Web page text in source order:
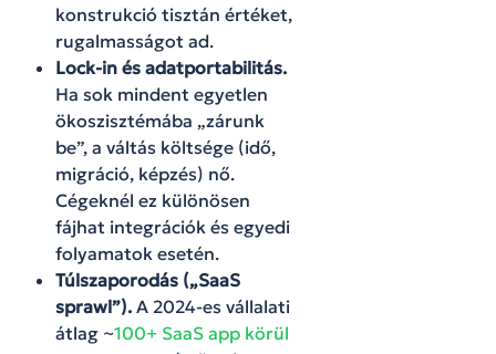
konstrukció tisztán értéket,
rugalmasságot ad.
Lock-in és adatportabilitás.
Ha sok mindent egyetlen
ökoszisztémába „zárunk
be”, a váltás költsége (idő,
migráció, képzés) nő.
Cégeknél ez különösen
fájhat integrációk és egyedi
folyamatok esetén.
Túlszaporodás („SaaS
sprawl”). A 2024-es vállalati
átlag ~100+ SaaS app körül